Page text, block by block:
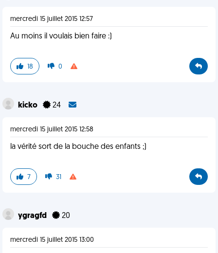
mercredi 15 juillet 2015 12:57
Au moins il voulais bien faire :)
18 0
kicko 24
mercredi 15 juillet 2015 12:58
la vérité sort de la bouche des enfants ;)
7 31
ygragfd 20
mercredi 15 juillet 2015 13:00